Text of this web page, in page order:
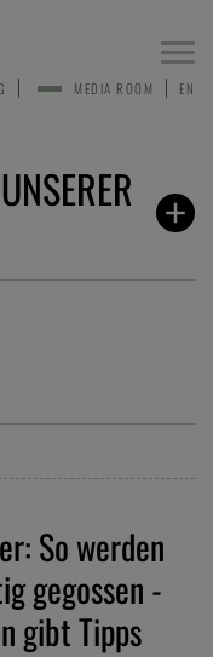
EN
MEDIA ROOM
So werden
gegossen -
gibt Tipps